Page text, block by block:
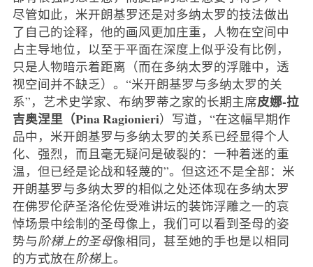
尽管如此，米开朗基罗还是对多纳太罗的技法做出
了自己的诠释，他的画风更加庄重，人物在空间中
占主导地位，以至于平面在深度上似乎没有比例，
只是人物暗示着距离（而在多纳太罗的浮雕中，透
视空间并不缺乏）。“米开朗基罗与多纳太罗的关
系”，艺术史学家、布纳罗蒂之家的长期主席皮娜-拉
吉奥涅里（Pina Ragionieri）写道，“在这幅早期作
品中，米开朗基罗与多纳太罗的关系已经显得个人
化、强烈，而且毫无疑问是破裂的：一种着迷的重
温，但已经是论战和轻蔑的”。但这还不是全部：米
开朗基罗与多纳太罗的相似之处还体现在多纳太罗
在佛罗伦萨圣洛伦佐受难讲坛的装饰浮雕之一的哀
悼场景中绘制的圣母像上，我们可以看到圣母的姿
势与阶梯上的圣母像相同，甚至她的手也是以相同
的方式放在阶梯上。